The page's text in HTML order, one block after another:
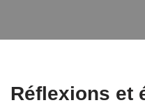
Réflexions et